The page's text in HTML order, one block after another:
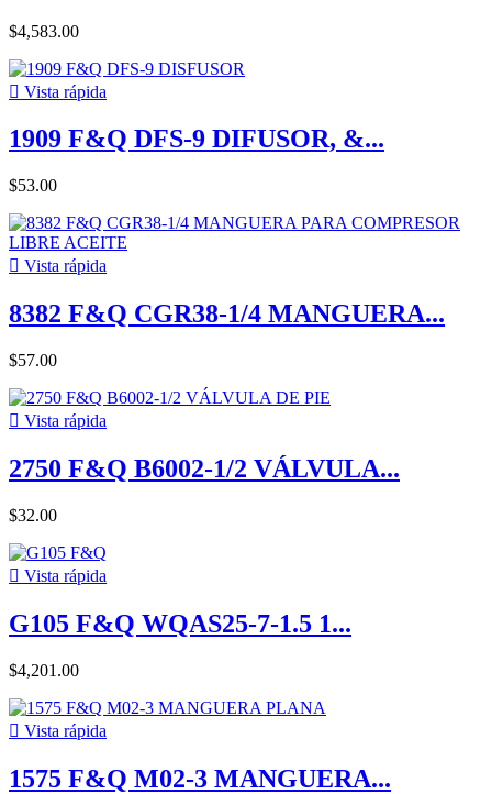
$4,583.00
 Vista rápida
1909 F&Q DFS-9 DIFUSOR, &...
$53.00
 Vista rápida
8382 F&Q CGR38-1/4 MANGUERA...
$57.00
 Vista rápida
2750 F&Q B6002-1/2 VÁLVULA...
$32.00
 Vista rápida
G105 F&Q WQAS25-7-1.5 1...
$4,201.00
 Vista rápida
1575 F&Q M02-3 MANGUERA...